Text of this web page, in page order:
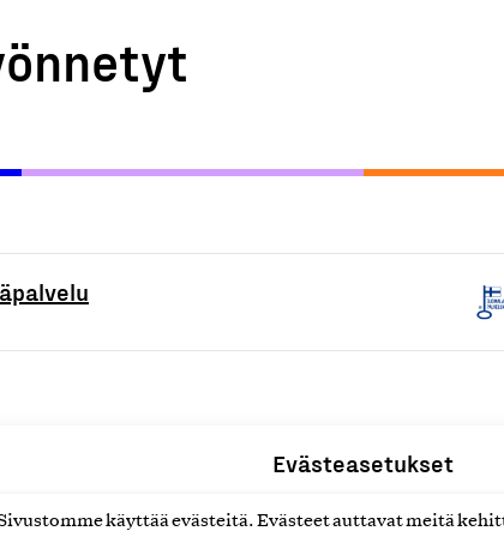
Evästeasetukset
käyttää evästeitä. Evästeet auttavat meitä